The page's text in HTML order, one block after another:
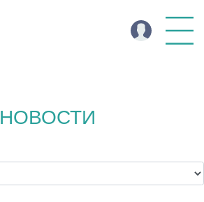
НОВОСТИ